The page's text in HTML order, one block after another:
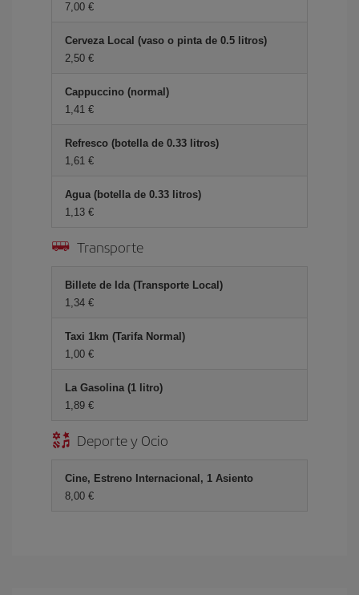
7,00 €
Cerveza Local (vaso o pinta de 0.5 litros)
2,50 €
Cappuccino (normal)
1,41 €
Refresco (botella de 0.33 litros)
1,61 €
Agua (botella de 0.33 litros)
1,13 €
Transporte
Billete de Ida (Transporte Local)
1,34 €
Taxi 1km (Tarifa Normal)
1,00 €
La Gasolina (1 litro)
1,89 €
Deporte y Ocio
Cine, Estreno Internacional, 1 Asiento
8,00 €